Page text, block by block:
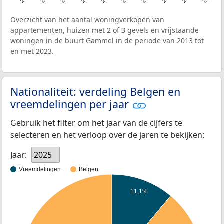
Overzicht van het aantal woningverkopen van
appartementen, huizen met 2 of 3 gevels en vrijstaande
woningen in de buurt Gammel in de periode van 2013 tot
en met 2023.
Nationaliteit: verdeling Belgen en
vreemdelingen per jaar
Gebruik het filter om het jaar van de cijfers te
selecteren en het verloop over de jaren te bekijken:
Jaar:
2025
Vreemdelingen Belgen
11,1%